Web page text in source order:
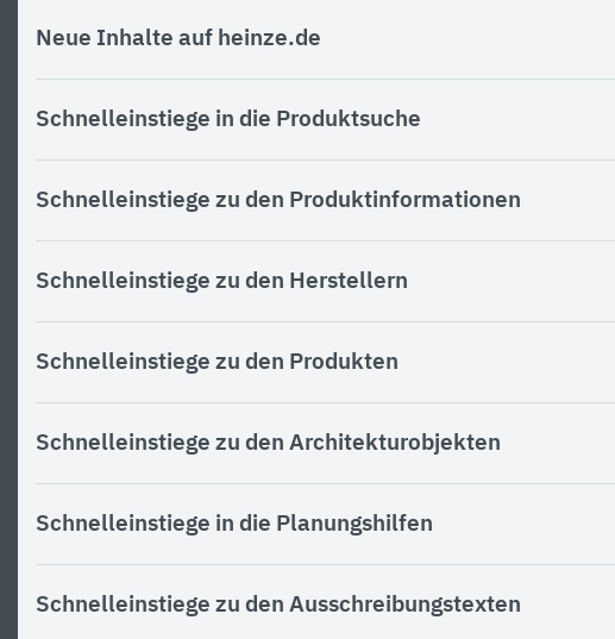
Neue Inhalte auf heinze.de
Schnelleinstiege in die Produktsuche
Schnelleinstiege zu den Produktinformationen
Schnelleinstiege zu den Herstellern
Schnelleinstiege zu den Produkten
Schnelleinstiege zu den Architekturobjekten
Schnelleinstiege in die Planungshilfen
Schnelleinstiege zu den Ausschreibungstexten